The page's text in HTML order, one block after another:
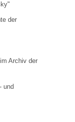
der
Archiv der
und